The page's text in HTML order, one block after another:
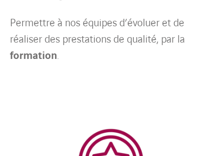
Permettre à nos équipes d’évoluer et de
réaliser des prestations de qualité, par la
formation.